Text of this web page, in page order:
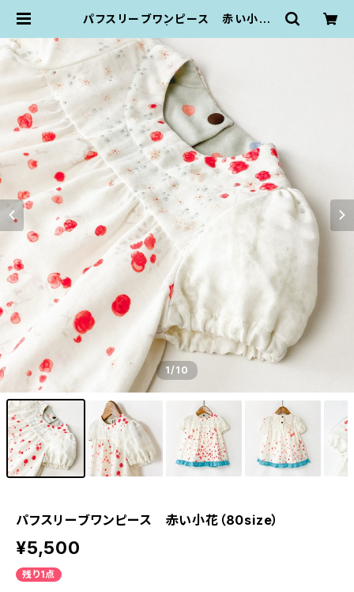
パフスリーブワンピース 赤い小花
1/10
パフスリーブワンピース 赤い小花（80size）
¥5,500
残り1点